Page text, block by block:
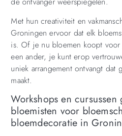
Met hun creativiteit en
Groningen ervoor dat elk
is. Of je nu bloemen koopt
een ander, je kunt erop
uniek arrangement ontvangt dat
maakt.
Workshops en
bloemisten voor
bloemdecoratie in